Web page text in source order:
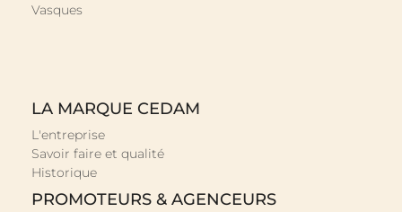
Vasques
LA MARQUE CEDAM
L'entreprise
Savoir faire et qualité
Historique
PROMOTEURS & AGENCEURS